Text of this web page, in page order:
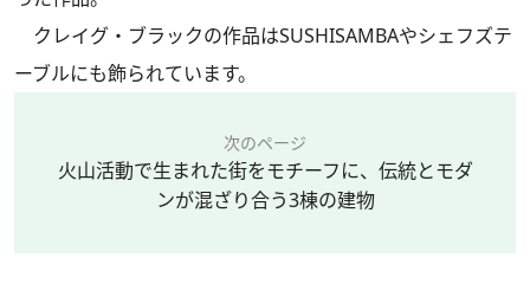
クレイグ・ブラックの作品はSUSHISAMBAやシェフズテ
ーブルにも飾られています。
次のページ
火山活動で生まれた街をモチーフに、伝統とモダ
ンが混ざり合う3棟の建物